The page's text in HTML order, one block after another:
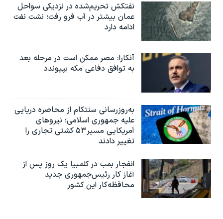
نفتکش تحریم‌شده در نزدیکی سواحل
عمان بیشتر در آب فرو رفت؛ نشت نفت
ادامه دارد
آنکارا: مصر ممکن است در مرحله بعد
به توافق دفاعی مکه بپیوندد
به‌روزرسانی سنتکام از محاصره دریایی
علیه جمهوری اسلامی؛ نیروهای
آمریکایی مسیر۵۳ کشتی تجاری را
تغییر دادند
انفجار بمب‌‌ در کلمبیا یک روز پس از
آغاز کار رئیس‌جمهوری جدید
محافظه‌کار این کشور